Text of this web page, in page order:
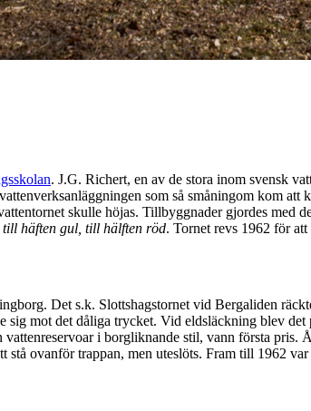
. J.G. Richert, en av de stora inom svensk
som så småningom kom
skulle höjas. Tillbyggnader gjordes med
häften gul, till hälften röd. Tornet revs 1962 för
Det s.k. Slottshagstornet vid Bergaliden
mot det dåliga trycket. Vid eldsläckning blev
i borgliknande stil, vann första
stå ovanför trappan, men uteslöts. Fram till 1962